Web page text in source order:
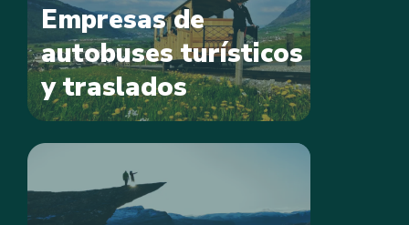
Empresas de
autobuses turísticos
y traslados